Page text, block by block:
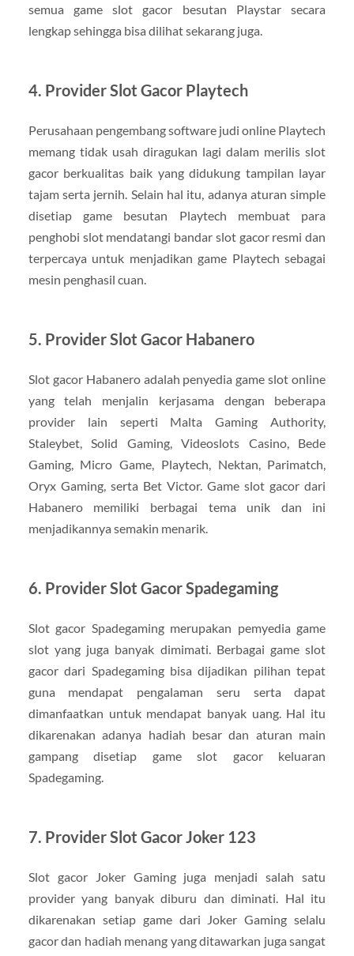
semua game slot gacor besutan Playstar secara
lengkap sehingga bisa dilihat sekarang juga.
4. Provider Slot Gacor Playtech
Perusahaan pengembang software judi online Playtech
memang tidak usah diragukan lagi dalam merilis slot
gacor berkualitas baik yang didukung tampilan layar
tajam serta jernih. Selain hal itu, adanya aturan simple
disetiap game besutan Playtech membuat para
penghobi slot mendatangi bandar slot gacor resmi dan
terpercaya untuk menjadikan game Playtech sebagai
mesin penghasil cuan.
5. Provider Slot Gacor Habanero
Slot gacor Habanero adalah penyedia game slot online
yang telah menjalin kerjasama dengan beberapa
provider lain seperti Malta Gaming Authority,
Staleybet, Solid Gaming, Videoslots Casino, Bede
Gaming, Micro Game, Playtech, Nektan, Parimatch,
Oryx Gaming, serta Bet Victor. Game slot gacor dari
Habanero memiliki berbagai tema unik dan ini
menjadikannya semakin menarik.
6. Provider Slot Gacor Spadegaming
Slot gacor Spadegaming merupakan pemyedia game
slot yang juga banyak dimimati. Berbagai game slot
gacor dari Spadegaming bisa dijadikan pilihan tepat
guna mendapat pengalaman seru serta dapat
dimanfaatkan untuk mendapat banyak uang. Hal itu
dikarenakan adanya hadiah besar dan aturan main
gampang disetiap game slot gacor keluaran
Spadegaming.
7. Provider Slot Gacor Joker 123
Slot gacor Joker Gaming juga menjadi salah satu
provider yang banyak diburu dan diminati. Hal itu
dikarenakan setiap game dari Joker Gaming selalu
gacor dan hadiah menang yang ditawarkan juga sangat